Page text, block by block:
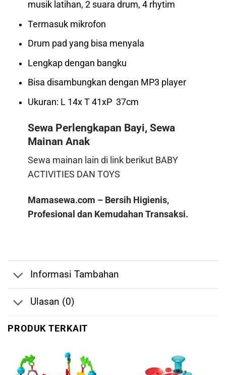
musik latihan, 2 suara drum, 4 rhytim
Termasuk mikrofon
Drum pad yang bisa menyala
Lengkap dengan bangku
Bisa disambungkan dengan MP3 player
Ukuran: L 14x T 41xP 37cm
Sewa Perlengkapan Bayi, Sewa
Mainan Anak
Sewa mainan lain di link berikut BABY
ACTIVITIES DANTOYS
Mamasewa.com – Bersih Higienis,
Profesional dan Kemudahan Transaksi.
Informasi Tambahan
Ulasan (0)
PRODUK TERKAIT